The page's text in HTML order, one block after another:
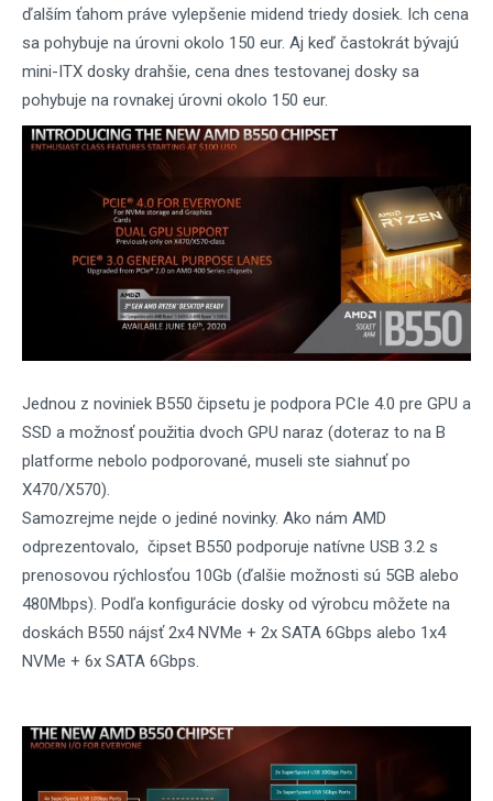
ďalším ťahom práve vylepšenie midend triedy dosiek. Ich cena
sa pohybuje na úrovni okolo 150 eur. Aj keď častokrát bývajú
mini-ITX dosky drahšie, cena dnes testovanej dosky sa
pohybuje na rovnakej úrovni okolo 150 eur.
Jednou z noviniek B550 čipsetu je podpora PCIe 4.0 pre GPU a
SSD a možnosť použitia dvoch GPU naraz (doteraz to na B
platforme nebolo podporované, museli ste siahnuť po
X470/X570).
Samozrejme nejde o jediné novinky. Ako nám AMD
odprezentovalo, čipset B550 podporuje natívne USB 3.2 s
prenosovou rýchlosťou 10Gb (ďalšie možnosti sú 5GB alebo
480Mbps). Podľa konfigurácie dosky od výrobcu môžete na
doskách B550 nájsť 2x4 NVMe + 2x SATA 6Gbps alebo 1x4
NVMe + 6x SATA 6Gbps.